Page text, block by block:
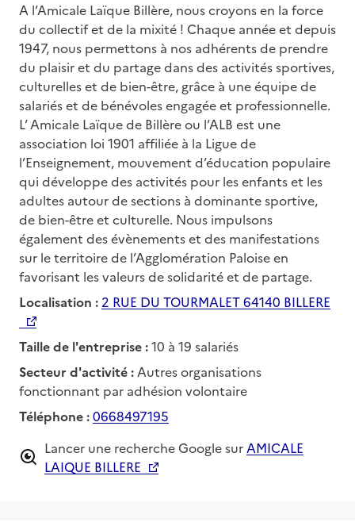
A l’Amicale Laïque Billère, nous croyons en la force
du collectif et de la mixité ! Chaque année et depuis
1947, nous permettons à nos adhérents de prendre
du plaisir et du partage dans des activités sportives,
culturelles et de bien-être, grâce à une équipe de
salariés et de bénévoles engagée et professionnelle.
L’ Amicale Laïque de Billère ou l’ALB est une
association loi 1901 affiliée à la Ligue de
l’Enseignement, mouvement d’éducation populaire
qui développe des activités pour les enfants et les
adultes autour de sections à dominante sportive,
de bien-être et culturelle. Nous impulsons
également des évènements et des manifestations
sur le territoire de l’Agglomération Paloise en
favorisant les valeurs de solidarité et de partage.
Localisation : 2 RUE DU TOURMALET 64140 BILLERE
Taille de l'entreprise :10 à 19 salariés
Secteur d'activité : Autres organisations
fonctionnant par adhésion volontaire
Téléphone :0668497195
Lancer une recherche Google sur AMICALE
LAIQUE BILLERE